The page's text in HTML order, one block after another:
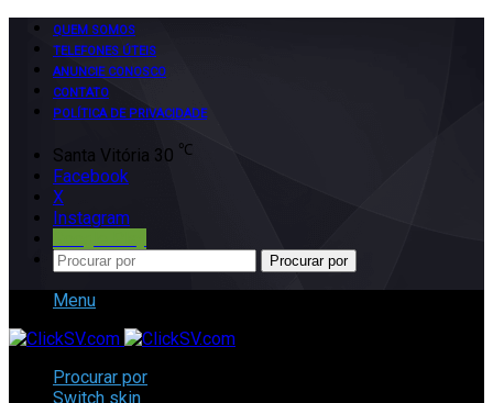
QUEM SOMOS
TELEFONES ÚTEIS
ANUNCIE CONOSCO
CONTATO
POLÍTICA DE PRIVACIDADE
Santa Vitória 30 ℃
Facebook
X
Instagram
Procurar por
Menu
Procurar por
Switch skin